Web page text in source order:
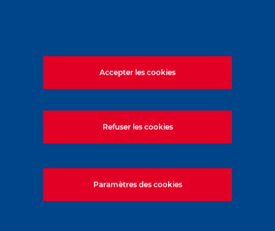
Accepter les cookies
Refuser les cookies
Paramètres des cookies